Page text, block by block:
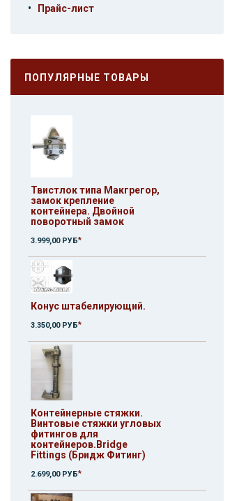
• Прайс-лист
ПОПУЛЯРНЫЕ ТОВАРЫ
Твистлок типа Макгрегор,
замок крепление
контейнера. Двойной
поворотный замок
3.999,00 РУБ*
Конус штабелирующий.
3.350,00 РУБ*
Контейнерные стяжки.
Винтовые стяжки угловых
фитингов для
контейнеров.Bridge
Fittings (Бридж Фитинг)
2.699,00 РУБ*